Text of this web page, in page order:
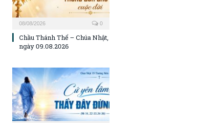
08/08/2026 0
Chầu Thánh Thể – Chúa Nhật,
ngày 09.08.2026